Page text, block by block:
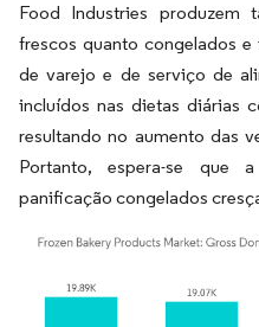
Food Industries produzem
frescos quanto congelados
de varejo e de serviço de
incluídos nas dietas diárias
resultando no aumento das
Portanto, espera-se que
panificação congelados